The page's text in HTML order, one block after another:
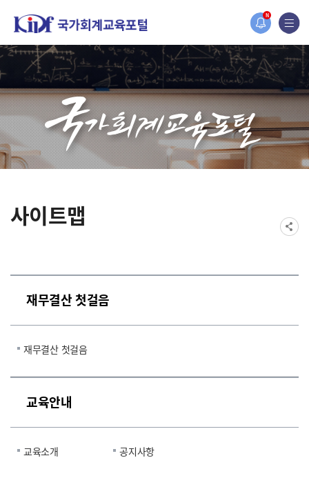
N
홈페이지가 새롭게 개편되었습니다.
한국조세재정연구원홈페이지가 새롭게 개설되었습니다.
사이트맵
재무결산 첫걸음
재무결산 첫걸음
교육안내
교육소개 공지사항